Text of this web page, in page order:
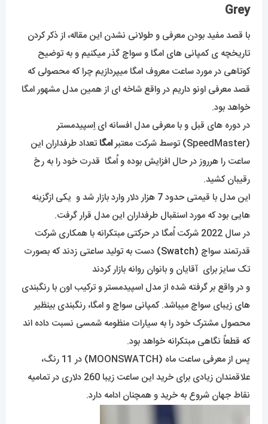
Grey
با قصد مفید بودن معرفی و طولانی نشدن این مقاله، از ذکر کردن
تاریخچه ی کمپانی های امگا و سواچ گذر میکنیم و به توضیح
کوتاهی در مورد ساعت معروف امگا میپردازیم چرا که محصولی که
قصد معرفی اونو داریم در واقع شاخه ای از همین مدل مشهور امگا
خواهد بود.
در دوره های قبل و با معرفی مدل افسانه ای اِسپیدمستر
(SpeedMaster) توسط شرکت معتبر
امگا تعداد طرفداران این
ساعت را هرروز در حال افزایش بوده و اُمگا قدرت خود را به رخ
رقیبان کشید.
این مدل با قیمتی حدود 7 هزار دلار وارد بازار شد و یکی ازگزینه
هایی بود که مورد اسنقبال طرفداران این مدل قرار گرفت.
در سال 2022 شرکت اُمگا در حرکتی مبتکرانه با همکاری شرکت
قدرتمند سواچ (Swatch) دست به تولید ساعتی زدند که بصورت
تک سایز برای آقایان و بانوان روانه بازار کردند
و در واقع بر گرفته شده از مدل اسپیدمستر و ترکیب اون با رنگبندی
های زیبای سواچ میباشد. کمپانی سواچ و امگا، رنگبندی بینظیر
محصول مشترک خود را به سیارات منظومه شمسی نسبت داده اند
که قطعاً نگاهی مبتکرانه خواهد بود.
پس از معرفی ساعت ماه (MOONSWATCH) در 11 رنگ،
علاقمندان زیادی برای خرید این ساعت زیبا 260 دلاری در تمامیه
نقاط جهان شروع به خرید و همچنان ادامه دارد.